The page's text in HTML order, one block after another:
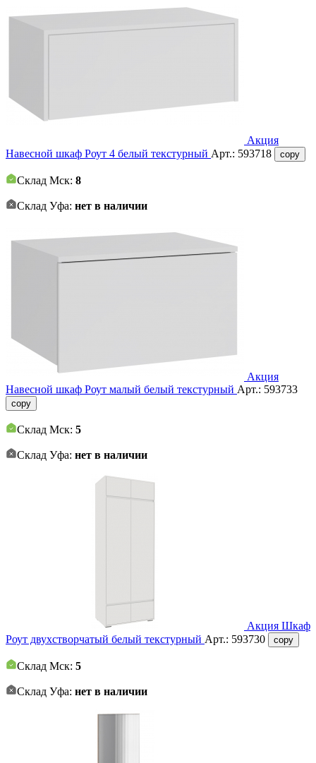
Акция
Навесной шкаф Роут 4 белый текстурный Арт.: 593718 copy
Склад Мск: 8
Склад Уфа: нет в наличии
Акция
Навесной шкаф Роут малый белый текстурный Арт.: 593733
copy
Склад Мск: 5
Склад Уфа: нет в наличии
Акция Шкаф
Роут двухстворчатый белый текстурный Арт.: 593730 copy
Склад Мск: 5
Склад Уфа: нет в наличии